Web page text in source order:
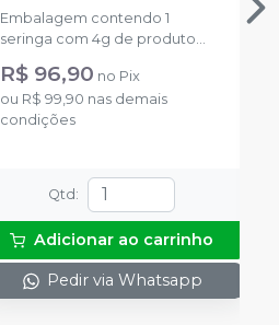
Embalagem contendo 1
seringa com 4g de produto
R$ 96,90 no Pix
ou R$ 99,90 nas demais
condições
Qtd :
Adicionar ao carrinho
Pedir via Whatsapp